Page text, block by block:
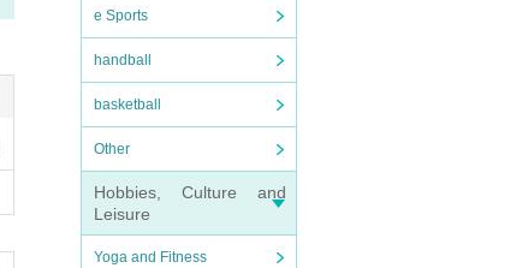
e Sports
handball
basketball
Other
Hobbies, Culture and
Leisure
Yoga and Fitness